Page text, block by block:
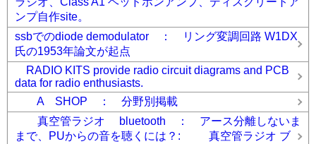
ンプ自作site。
ssbでのdiode demodulator ： リング変調回路 W1DX
氏の1953年論文が起点
RADIO KITS provide radio circuit diagrams and PCB
data for radio enthusiasts.
A SHOP ： 分野別掲載
真空管ラジオ bluetooth ： アース分離しないま
まで、PUからの音を聴くには？: 真空管ラジオ ブ